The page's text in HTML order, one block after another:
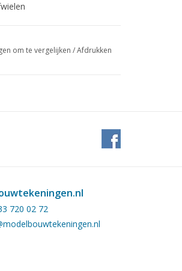
om te vergelijken /Afdrukken
720 02 72